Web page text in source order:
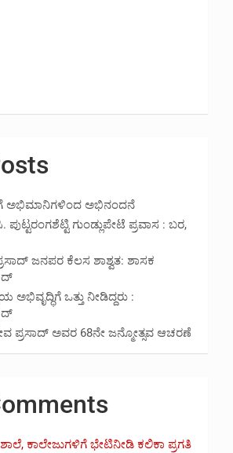
ಅಭಿಮಾನಿಗಳಿಂದ ಅಭಿನಂದನೆ
ಗುಂಡ್ಲುಪೇಟೆ ಪ್ರವಾಸ : ಬರ,
ಜನಪರ ಕೆಲಸ ಶಾಶ್ವತ: ಶಾಸಕ
ಒತ್ತು ನೀಡಿದ್ದರು :
ಅವರ 68ನೇ ಜನ್ಮೋತ್ಸವ ಆಚರಣೆ
ಶಾಲೆ, ಕಾಲೇಜುಗಳಿಗೆ ಭೇಟಿನೀಡಿ ಕಲಿಕಾ ಪ್ರಗತಿ